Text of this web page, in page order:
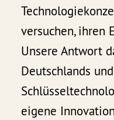
versuchen, ihren
Unsere Antwort
Deutschlands
eigene